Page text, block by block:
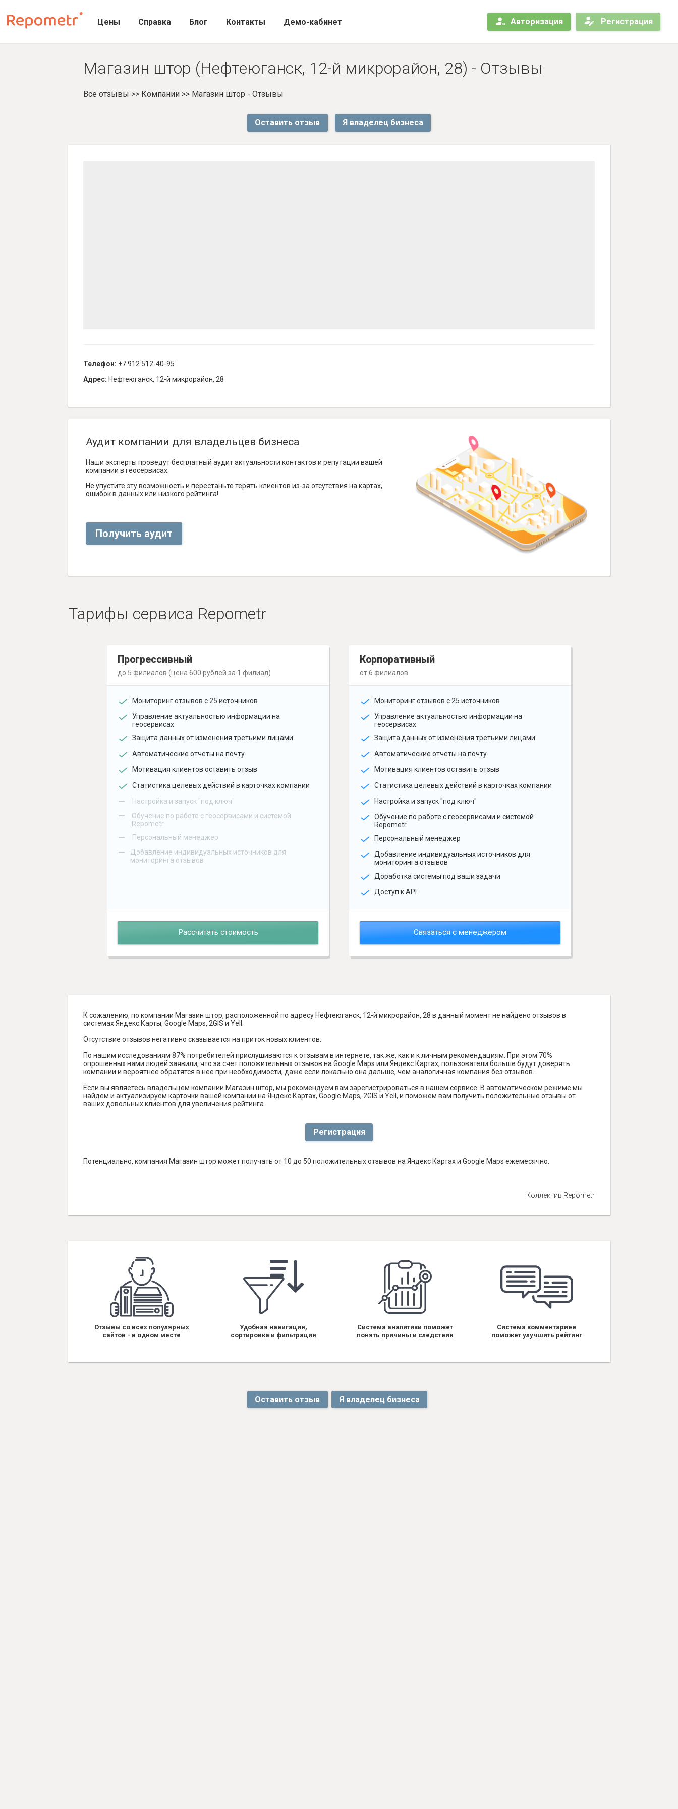
Цены Справка Блог Контакты Демо-кабинет Авторизация Регистрация
Магазин штор (Нефтеюганск, 12-й микрорайон, 28) - Отзывы
Все отзывы >> Компании>> Магазин штор - Отзывы
Оставить отзыв Я владелец бизнеса
Телефон: +7 912 512-40-95
Адрес: Нефтеюганск, 12-й микрорайон, 28
Аудит компании для владельцев бизнеса
Наши эксперты проведут бесплатный аудит актуальности контактов и репутации вашей
компании в геосервисах.
Не упустите эту возможность и перестаньте терять клиентов из-за отсутствия на картах,
ошибок в данных или низкого рейтинга!
Получить аудит
Тарифы сервиса Repometr
Прогрессивный
до 5 филиалов (цена 600 рублей за 1 филиал)
Мониторинг отзывов с 25 источников
Управление актуальностью информации на
геосервисах
Защита данных от изменения третьими лицами
Автоматические отчеты на почту
Мотивация клиентов оставить отзыв
Статистика целевых действий в карточках компании
– Настройка и запуск "под ключ"
–
Обучение по работе с геосервисами и системой
Repometr
– Персональный менеджер
–
Добавление индивидуальных источников для
мониторинга отзывов
Рассчитать стоимость
Корпоративный
от 6 филиалов
Мониторинг отзывов с 25 источников
Управление актуальностью информации на
геосервисах
Защита данных от изменения третьими лицами
Автоматические отчеты на почту
Мотивация клиентов оставить отзыв
Статистика целевых действий в карточках компании
Настройка и запуск "под ключ"
Обучение по работе с геосервисами и системой
Repometr
Персональный менеджер
Добавление индивидуальных источников для
мониторинга отзывов
Доработка системы под ваши задачи
Доступ к API
Связаться с менеджером
К сожалению, по компании Магазин штор, расположенной по адресу Нефтеюганск, 12-й микрорайон, 28 в данный момент не найдено отзывов в
системах Яндекс.Карты, Google Maps, 2GIS и Yell.
Отсутствие отзывов негативно сказывается на приток новых клиентов.
По нашим исследованиям 87% потребителей прислушиваются к отзывам в интернете, так же, как и к личным рекомендациям. При этом 70%
опрошенных нами людей заявили, что за счет положительных отзывов на Google Maps или Яндекс.Картах, пользователи больше будут доверять
компании и вероятнее обратятся в нее при необходимости, даже если локально она дальше, чем аналогичная компания без отзывов.
Если вы являетесь владельцем компании Магазин штор, мы рекомендуем вам зарегистрироваться в нашем сервисе. В автоматическом режиме мы
найдем и актуализируем карточки вашей компании на Яндекс Картах, Google Maps, 2GIS и Yell, и поможем вам получить положительные отзывы от
ваших довольных клиентов для увеличения рейтинга.
Регистрация
Потенциально, компания Магазин штор может получать от 10 до 50 положительных отзывов на Яндекс Картах и Google Maps ежемесячно.
Коллектив Repometr
Отзывы со всех популярных
сайтов - в одном месте
Удобная навигация,
сортировка и фильтрация
Система аналитики поможет
понять причины и следствия
Система комментариев
поможет улучшить рейтинг
Оставить отзыв Я владелец бизнеса